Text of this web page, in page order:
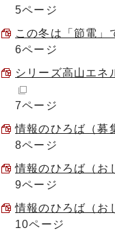
5ページ
この冬は「節電」
6ページ
シリーズ高山エネ
7ページ
情報のひろば（募
8ページ
情報のひろば（お
9ページ
情報のひろば（お
10ページ